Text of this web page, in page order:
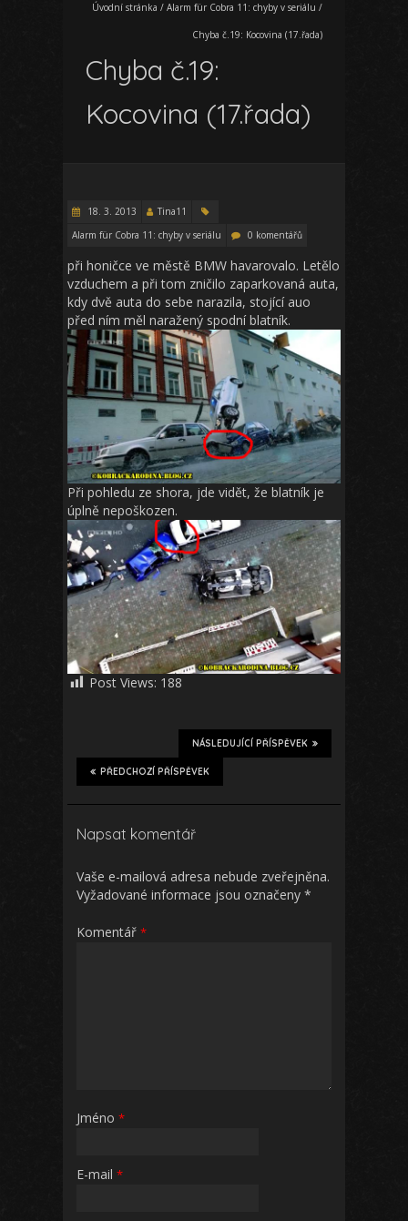
Úvodní stránka / Alarm für Cobra 11: chyby v seriálu /
Chyba č.19: Kocovina (17.řada)
Chyba č.19:
Kocovina (17.řada)
18. 3. 2013
Tina11
Alarm für Cobra 11: chyby v seriálu
0 komentářů
při honičce ve městě BMW havarovalo. Letělo
vzduchem a při tom zničilo zaparkovaná auta,
kdy dvě auta do sebe narazila, stojící auo
před ním měl naražený spodní blatník.
Při pohledu ze shora, jde vidět, že blatník je
úplně nepoškozen.
Post Views: 188
NÁSLEDUJÍCÍ PŘÍSPĚVEK
PŘEDCHOZÍ PŘÍSPĚVEK
Napsat komentář
Vaše e-mailová adresa nebude zveřejněna.
Vyžadované informace jsou označeny *
Komentář *
Jméno *
E-mail *